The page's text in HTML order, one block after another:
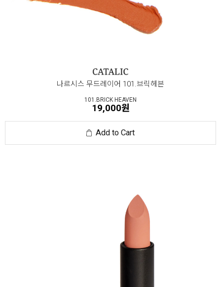
나르시스 무드레이어 101.브릭헤븐
101.BRICK HEAVEN
19,000원
Add to Cart